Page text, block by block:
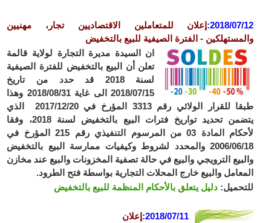
2018/07/12
: إعلان للمتعاملين الاقتصاديينتجار، مهنيين
والمستهلكين - الفترة الصيفية للبيع بالتخفيض
ان السيدة مديرة التجارة لولاية قالمة
تعلن أن البيع بالتخفيض للفترة الصيفية
لسنة 2018 قد حدد من تاريخ
2018/07/15 الى غاية 2018/08/31 وهذا
طبقا للقرار الولائي رقم 3313 المؤرخ في 2017/12/20 الذي
يتضمن تحديد تواريخ فترات البيع بالتخفيض لسنة 2018، وفقا
لأحكام المادة 03 من المرسوم التنفيذي رقم 215 المؤرخ في
2006/06/18 والمحدد لشروط وكيفيات ممارسة البيع بالتخفيض
والبيع الترويجي والبيع في حالة تصفية المخزونات والبيع عند مخازن
المعامل والبيع خارج المحلات التجارية بواسطة فتح الطرود.
للتحميل: دليل يتعلق بالأحكام المنظمة للبيع بالتخفيض
2018/07/11
: إعلان